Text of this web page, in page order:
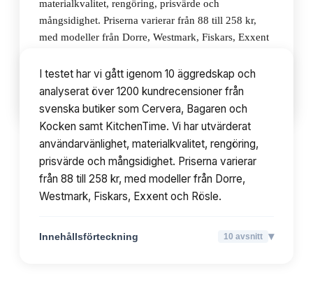
materialkvalitet, rengöring, prisvärde och
mångsidighet. Priserna varierar från 88 till 258 kr,
med modeller från Dorre, Westmark, Fiskars, Exxent
Innehållsförteckning 10avsnitt
I testet har vi gått igenom 10 äggredskap och
analyserat över 1200 kundrecensioner från
svenska butiker som Cervera, Bagaren och
Kocken samt KitchenTime. Vi har utvärderat
användarvänlighet, materialkvalitet, rengöring,
prisvärde och mångsidighet. Priserna varierar
från 88 till 258 kr, med modeller från Dorre,
Westmark, Fiskars, Exxent och Rösle.
Innehållsförteckning 10 avsnitt ▾